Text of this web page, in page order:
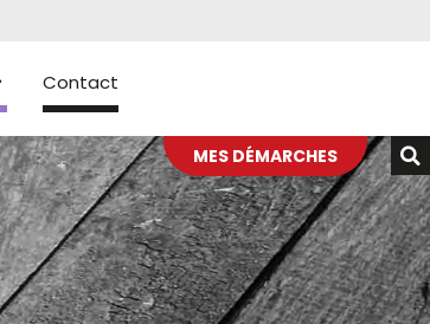
Contact
MES DÉMARCHES